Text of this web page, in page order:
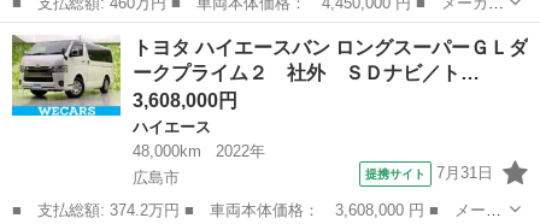
名： トヨタ ■ 車種名： ハイエースバン ■ グレード名： スー
パーＧＬ ダークプライムＩＩ アルパインナビ フルセグ ３６０°
カメラ ...
広島 広島市 ハイエース
トヨタ ハイエースバン ロングスーパーＧＬダ
ークプライム２ 社外 ＳＤナビ／ト…
3,608,000円
ハイエース
48,000km
2022年
広島市
提携サイト 7月31日
■ 支払総額: 374.2万円 ■ 車両本体価格： 3,608,000 円 ■ メーカ